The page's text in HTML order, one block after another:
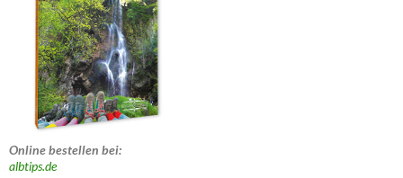
Online bestellen bei:
albtips.de